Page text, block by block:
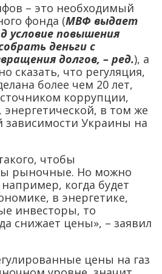
– это необходимый
фонда (МВФ выдает
условие повышения
деньги с
долгов, – ред.), а
сказать, что регуляция,
более чем 20 лет,
коррупции,
в том же
зависимости Украины на
чтобы
рыночные. Но можно
когда будет
в энергетике,
инвесторы, то
снижает цены», – заявил
цены на газ